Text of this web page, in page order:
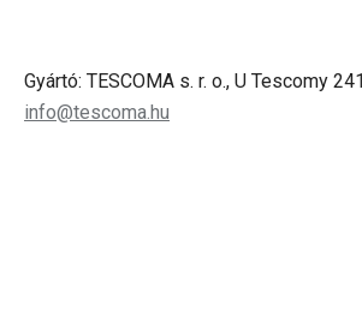
Gyártó: TESCOMA s. r. o., U Tescomy
info@tescoma.hu